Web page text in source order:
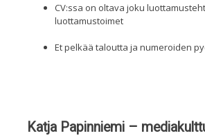
CV:ssa on oltava joku
luottamustoimet
Et pelkää taloutta ja numeroiden
Katja Papinniemi –